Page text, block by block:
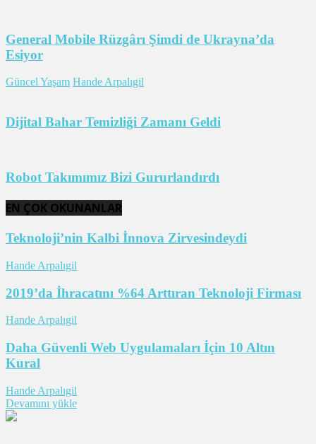
General Mobile Rüzgârı Şimdi de Ukrayna’da
Esiyor
Güncel Yaşam Hande Arpalıgil
Dijital Bahar Temizliği Zamanı Geldi
Robot Takımımız Bizi Gururlandırdı
EN ÇOK OKUNANLAR
Teknoloji’nin Kalbi İnnova Zirvesindeydi
Hande Arpalıgil
2019’da İhracatını %64 Arttıran Teknoloji Firması
Hande Arpalıgil
Daha Güvenli Web Uygulamaları İçin 10 Altın
Kural
Hande Arpalıgil
Devamını yükle